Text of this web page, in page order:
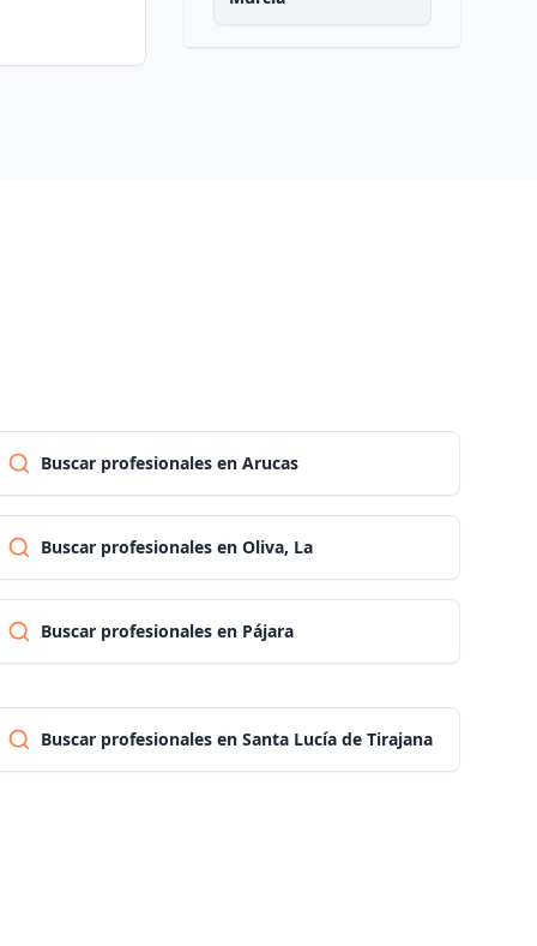
Salamanca
Cantabria
Segovia
Buscar profesionales en Arucas
Buscar profesionales en Oliva, La
Buscar profesionales en Pájara
Buscar profesionales en Santa Lucía de Tirajana